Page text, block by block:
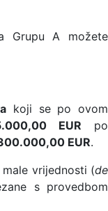
Grupu A možete
koji se po ovom
EUR po
EUR.
vrijednosti (de
s provedbom